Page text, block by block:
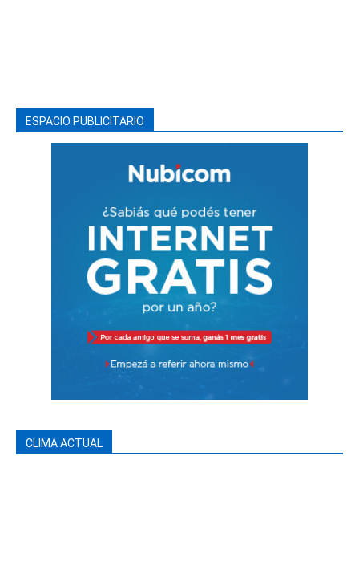
ESPACIO PUBLICITARIO
CLIMA ACTUAL